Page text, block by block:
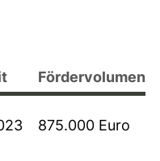
Fördervolumen
875.000 Euro